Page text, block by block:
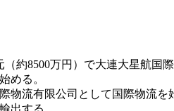
（約8500万円）で大連大星航国
始める 。
物流有限公司として国際物流
出する。